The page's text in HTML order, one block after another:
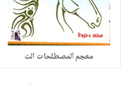
معجم المصطلحات الت